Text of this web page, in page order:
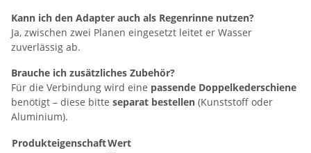
Kann ich den Adapter auch als Regenrinne nutzen?
Ja, zwischen zwei Planen eingesetzt leitet er Wasser
zuverlässig ab.
Brauche ich zusätzliches Zubehör?
Für die Verbindung wird eine passende Doppelkederschiene
benötigt – diese bitte separat bestellen (Kunststoff oder
Aluminium).
ProdukteigenschaftWert